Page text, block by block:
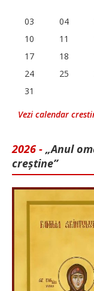
03
04
10
11
17
18
24
25
31
Vezi calendar
2026 - „Anul
creștine”